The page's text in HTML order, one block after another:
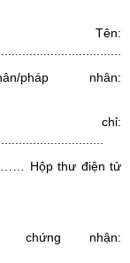
nhân:
chỉ:
Hộp thư điện tử
nhận: